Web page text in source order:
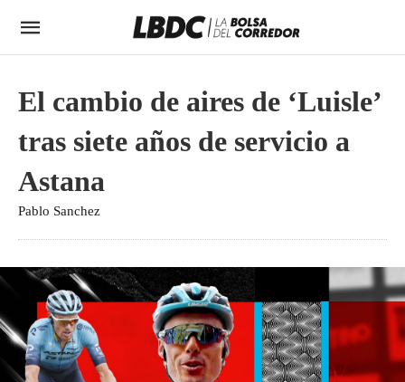
El cambio de aires de ‘Luisle’
tras siete años de servicio a
Astana
Pablo Sanchez